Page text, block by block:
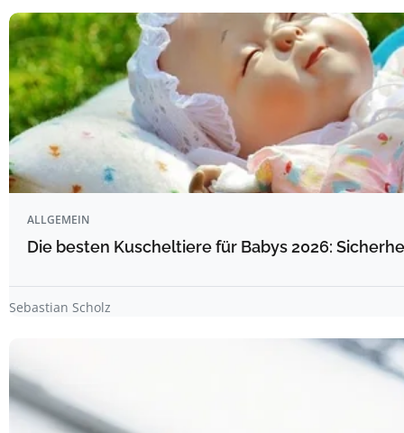
ALLGEMEIN
Die besten Kuscheltiere für Babys 2026:
Sebastian Scholz